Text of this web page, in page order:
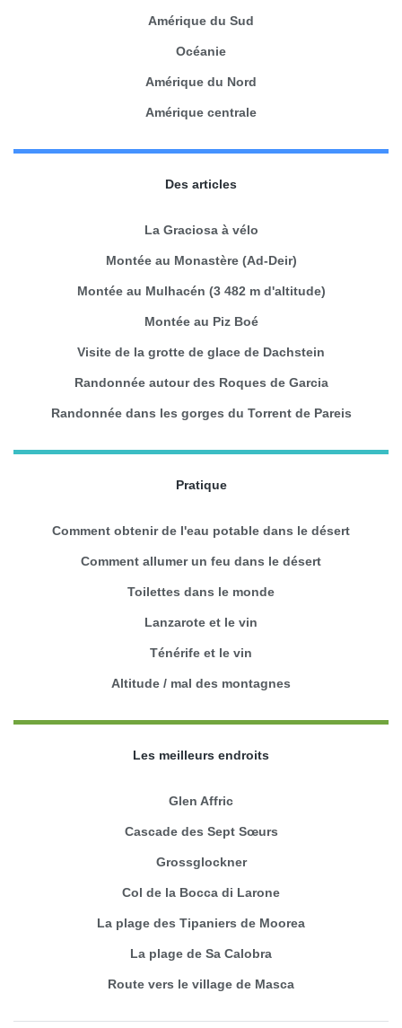
Amérique du Sud
Océanie
Amérique du Nord
Amérique centrale
Des articles
La Graciosa à vélo
Montée au Monastère (Ad-Deir)
Montée au Mulhacén (3 482 m d'altitude)
Montée au Piz Boé
Visite de la grotte de glace de Dachstein
Randonnée autour des Roques de Garcia
Randonnée dans les gorges du Torrent de Pareis
Pratique
Comment obtenir de l'eau potable dans le désert
Comment allumer un feu dans le désert
Toilettes dans le monde
Lanzarote et le vin
Ténérife et le vin
Altitude / mal des montagnes
Les meilleurs endroits
Glen Affric
Cascade des Sept Sœurs
Grossglockner
Col de la Bocca di Larone
La plage des Tipaniers de Moorea
La plage de Sa Calobra
Route vers le village de Masca